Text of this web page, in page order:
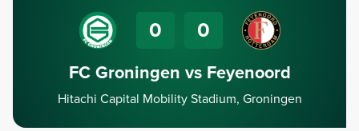
0 0
FC Groningen vs Feyenoord
Hitachi Capital Mobility Stadium, Groningen